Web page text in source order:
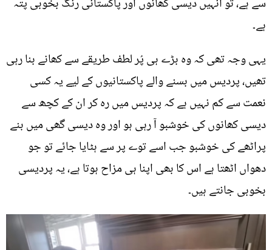
ہے۔
یہی وجہ تھی کہ وہ بڑے ہی پُر لطف طریقے سے کھانے بنا رہی
تھیں، پردیس میں بسنے والے پاکستانیوں کے لیے یہ کسی
نعمت سے کم نہیں ہے کہ پردیس میں رہ کر ان کے کچھ سے
دیسی کھانوں کی خوشبو آ رہی ہو اور وہ دیسی گھی میں بنے
پراٹھے کی خوشبو جب اسے توے پر سے ہٹایا جائے تو جو
دھواں اٹھتا ہے اس کا بھی اپنا ہی مزاح ہوتا ہے، یہ پردیسی
بخوبی جانتے ہیں۔